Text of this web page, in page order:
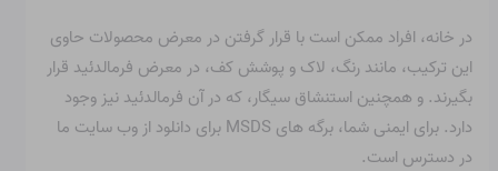
در خانه، افراد ممکن است با قرار گرفتن در معرض محصولات حاوی
این ترکیب، مانند رنگ، لاک و پوشش کف، در معرض فرمالدئید قرار
بگیرند. و همچنین استنشاق سیگار، که در آن فرمالدئید نیز وجود
دارد. برای ایمنی شما، برگه های MSDS برای دانلود از وب سایت ما
در دسترس است.